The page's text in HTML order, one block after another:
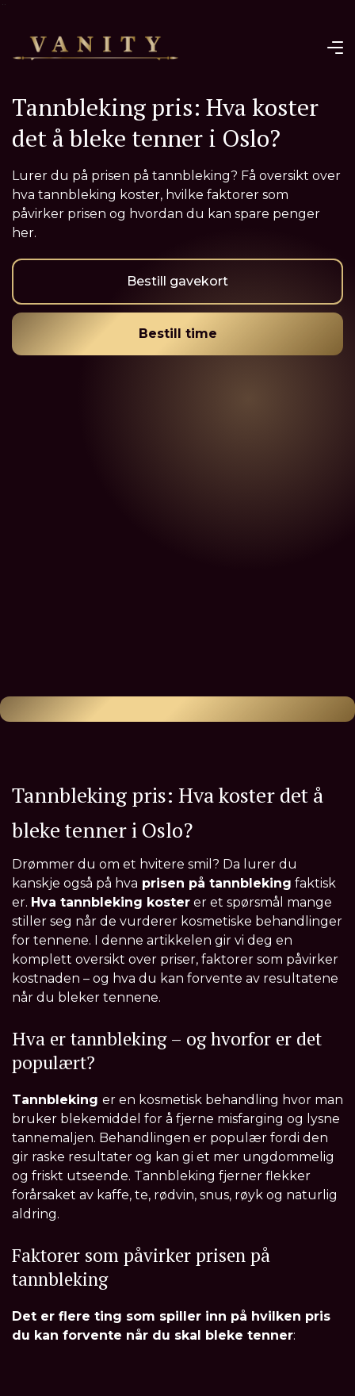
¨
Tannbleking pris: Hva koster
det å bleke tenner i Oslo?
Lurer du på prisen på tannbleking? Få oversikt over
hva tannbleking koster, hvilke faktorer som
påvirker prisen og hvordan du kan spare penger
her.
Bestill gavekort
Bestill time
Tannbleking pris: Hva koster det å
bleke tenner i Oslo?
Drømmer du om et hvitere smil? Da lurer du
kanskje også på hva prisen på tannbleking faktisk
er. Hva tannbleking koster er et spørsmål mange
stiller seg når de vurderer kosmetiske behandlinger
for tennene. I denne artikkelen gir vi deg en
komplett oversikt over priser, faktorer som påvirker
kostnaden – og hva du kan forvente av resultatene
når du bleker tennene.
Hva er tannbleking – og hvorfor er det
populært?
Tannbleking er en kosmetisk behandling hvor man
bruker blekemiddel for å fjerne misfarging og lysne
tannemaljen. Behandlingen er populær fordi den
gir raske resultater og kan gi et mer ungdommelig
og friskt utseende. Tannbleking fjerner flekker
forårsaket av kaffe, te, rødvin, snus, røyk og naturlig
aldring.
Faktorer som påvirker prisen på
tannbleking
Det er flere ting som spiller inn på hvilken pris
du kan forvente når du skal bleke tenner: